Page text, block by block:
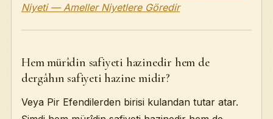
Niyeti — Ameller Niyetlere Göredir
Hem mürîdin safiyeti hazinedir hem de
dergâhın safiyeti hazine midir?
Veya Pir Efendilerden birisi kulandan tutar atar.